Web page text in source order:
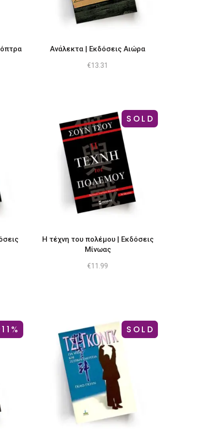
Ανάλεκτα | Εκδόσεις Αιώρα
€13.31
SOLD
Η τέχνη του πολέμου | Εκδόσεις
Μίνωας
€11.99
-15%
SOLD